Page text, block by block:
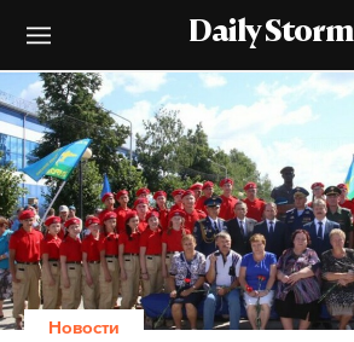
Daily Storm
Новости